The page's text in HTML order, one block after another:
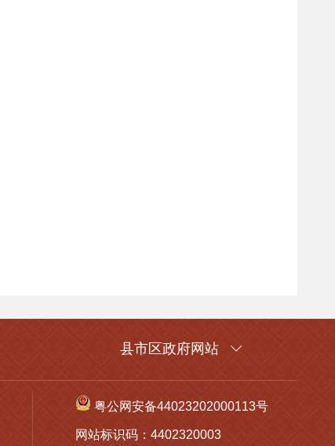
县市区政府网站
粤公网安备44023202000113号
网站标识码：4402320003